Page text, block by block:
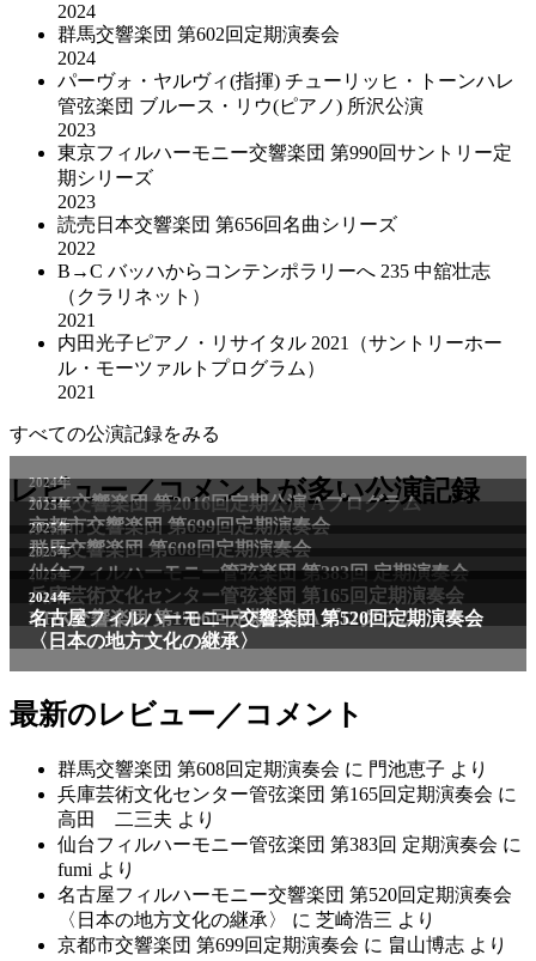
2024
群馬交響楽団 第602回定期演奏会
2024
パーヴォ・ヤルヴィ(指揮) チューリッヒ・トーンハレ
管弦楽団 ブルース・リウ(ピアノ) 所沢公演
2023
東京フィルハーモニー交響楽団 第990回サントリー定
期シリーズ
2023
読売日本交響楽団 第656回名曲シリーズ
2022
B→C バッハからコンテンポラリーへ 235 中舘壮志
（クラリネット）
2021
内田光子ピアノ・リサイタル 2021（サントリーホー
ル・モーツァルトプログラム）
2021
すべての公演記録をみる
レビュー／コメントが多い公演記録
2024年
NHK交響楽団 第2016回定期公演 Aプログラム
2025年
京都市交響楽団 第699回定期演奏会
2025年
群馬交響楽団 第608回定期演奏会
2025年
仙台フィルハーモニー管弦楽団 第383回 定期演奏会
2025年
兵庫芸術文化センター管弦楽団 第165回定期演奏会
2011年
NHK交響楽団 第1706回定期公演Aプログラム
2024年
名古屋フィルハーモニー交響楽団 第520回定期演奏会
〈日本の地方文化の継承〉
最新のレビュー／コメント
群馬交響楽団 第608回定期演奏会 に 門池恵子 より
兵庫芸術文化センター管弦楽団 第165回定期演奏会 に
高田 二三夫 より
仙台フィルハーモニー管弦楽団 第383回 定期演奏会 に
fumi より
名古屋フィルハーモニー交響楽団 第520回定期演奏会
〈日本の地方文化の継承〉
に 芝崎浩三 より
京都市交響楽団 第699回定期演奏会 に 畠山博志 より